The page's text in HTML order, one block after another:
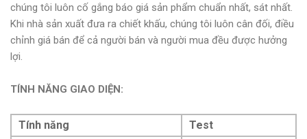
chúng tôi luôn cố gắng báo giá sản phẩm chuẩn nhất, sát nhất.
Khi nhà sản xuất đưa ra chiết khấu, chúng tôi luôn cân đối, điều
chỉnh giá bán để cả người bán và người mua đều được hưởng
lợi.
TÍNH NĂNG GIAO DIỆN:
Tính năng
Test